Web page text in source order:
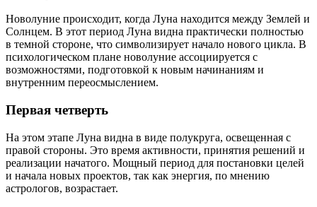
Новолуние происходит, когда Луна находится между Землей и
Солнцем. В этот период Луна видна практически полностью
в темной стороне, что символизирует начало нового цикла. В
психологическом плане новолуние ассоциируется с
возможностями, подготовкой к новым начинаниям и
внутренним переосмыслением.
Первая четверть
На этом этапе Луна видна в виде полукруга, освещенная с
правой стороны. Это время активности, принятия решений и
реализации начатого. Мощный период для постановки целей
и начала новых проектов, так как энергия, по мнению
астрологов, возрастает.